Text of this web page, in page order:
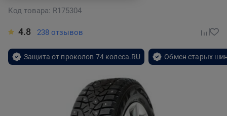
Код товара: R175304
4.8 238 отзывов
Защита от проколов 74 колеса.RU Обмен старых